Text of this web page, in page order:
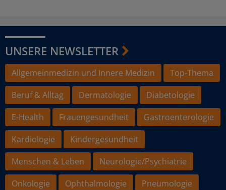
UNSERE NEWSLETTER
Allgemeinmedizin und Innere Medizin
Top-Thema
Beruf & Alltag
Dermatologie
Diabetologie
E-Health
Frauengesundheit
Gastroenterologie
Kardiologie
Kindergesundheit
Menschen & Leben
Neurologie/Psychiatrie
Onkologie
Ophthalmologie
Pneumologie